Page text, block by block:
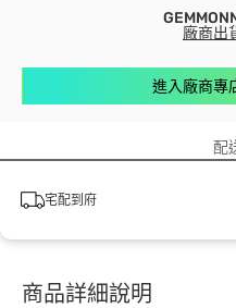
廠商出
進入廠商專
配
宅配到府
商品詳細說明